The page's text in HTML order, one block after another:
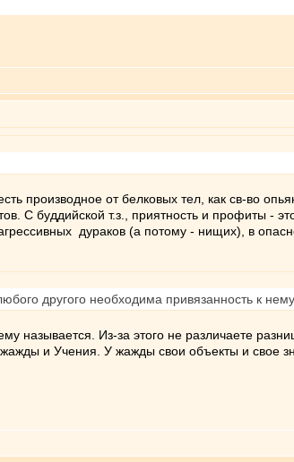
производное от белковых тел, как св-во
С буддийской т.з., приятность и профиты -
дураков (а потому - нищих), в
другого необходима привязанность к нему.
называется. Из-за этого не различаете
и Учения. У жажды свои объекты и свое